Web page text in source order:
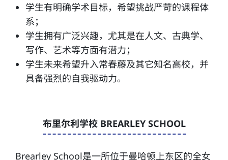
学生有明确学术目标，希望挑战严苛的课程体
系；
学生拥有广泛兴趣，尤其是在人文、古典学、
写作、艺术等方面有潜力；
学生未来希望升入常春藤及其它知名高校，并
具备强烈的自我驱动力。
布里尔利学校 BREARLEY SCHOOL
Brearley School是一所位于曼哈顿上东区的全女